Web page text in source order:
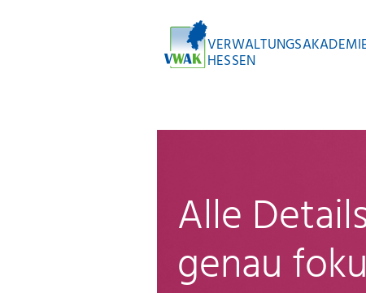
HESSEN
Alle
genau